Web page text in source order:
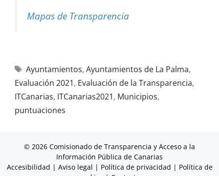
Mapas de Transparencia
Ayuntamientos, Ayuntamientos de La Palma,
Evaluación 2021, Evaluación de la Transparencia,
ITCanarias, ITCanarias2021, Municipios,
puntuaciones
© 2026 Comisionado de Transparencia y Acceso a la
Información Pública de Canarias
Accesibilidad | Aviso legal | Política de privacidad | Política de